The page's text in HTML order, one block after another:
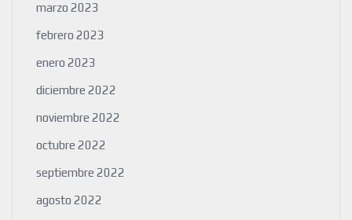
marzo 2023
febrero 2023
enero 2023
diciembre 2022
noviembre 2022
octubre 2022
septiembre 2022
agosto 2022